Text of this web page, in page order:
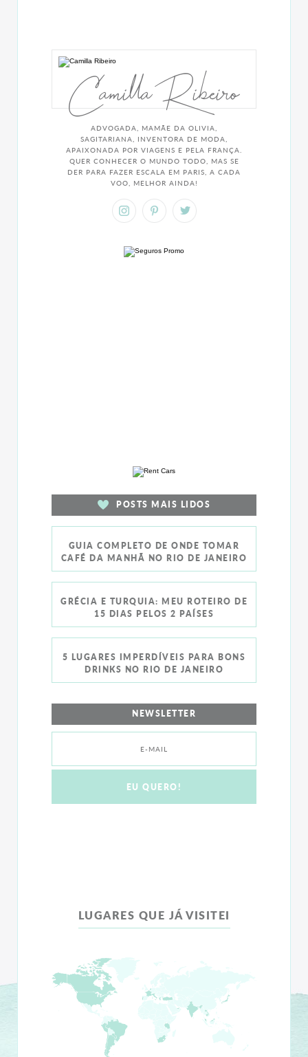
Camilla Ribeiro
ADVOGADA, MAMÃE DA OLIVIA,
SAGITARIANA, INVENTORA DE MODA,
APAIXONADA POR VIAGENS E PELA FRANÇA.
QUER CONHECER O MUNDO TODO, MAS SE
DER PARA FAZER ESCALA EM PARIS, A CADA
VOO, MELHOR AINDA!
POSTS MAIS LIDOS
GUIA COMPLETO DE ONDE TOMAR
CAFÉ DA MANHÃ NO RIO DE JANEIRO
GRÉCIA E TURQUIA: MEU ROTEIRO DE
15 DIAS PELOS 2 PAÍSES
5 LUGARES IMPERDÍVEIS PARA BONS
DRINKS NO RIO DE JANEIRO
NEWSLETTER
LUGARES QUE JÁ VISITEI